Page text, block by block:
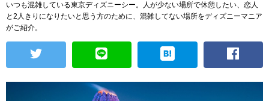
いつも混雑している東京ディズニーシー。人が少ない場所で休憩したい、恋人
と2人きりになりたいと思う方のために、混雑してない場所をディズニーマニア
がご紹介。